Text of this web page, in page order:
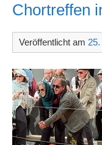
Chortreffen
Veröffentlicht am